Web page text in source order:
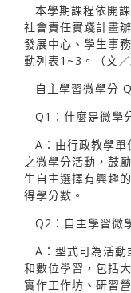
本學期課程依開
社會責任實踐計畫
發展中心、學生事
動列表1~3。（文／
自主學習微學分
Q1：什麼是微學
A：由行政教學
之微學分活動，鼓
生自主選擇有興趣
得學分數。
Q2：自主學習微
A：型式可為活
和數位學習，包括
實作工作坊、研習